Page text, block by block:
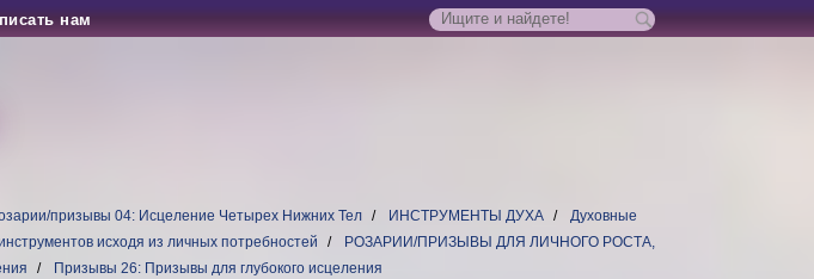
нам
призывы 04: Исцеление Четырех Нижних Тел ИНСТРУМЕНТЫ ДУХА
Духовные
исходя из личных потребностей
РОЗАРИИ/ПРИЗЫВЫ ДЛЯ ЛИЧНОГО РОСТА,
Призывы 26: Призывы для глубокого исцеления